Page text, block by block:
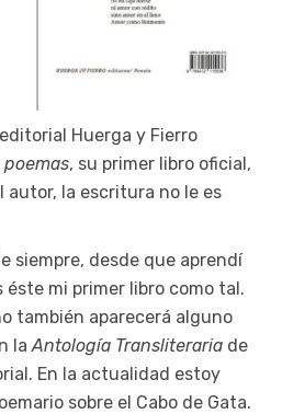
Huerga y Fierro
, su primer libro oficial,
autor, la escritura no le es
siempre, desde que aprendí
éste mi primer libro como tal.
también aparecerá alguno
laAntología Transliteraria de
En la actualidad estoy
sobre el Cabo de Gata.